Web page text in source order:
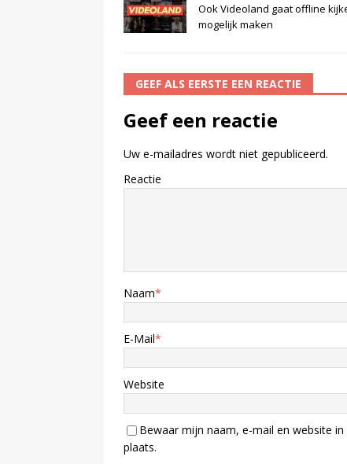
Ook Videoland gaat offline
mogelijk maken
GEEF ALS EERSTE EEN REACTIE
Geef een reactie
Uw e-mailadres wordt niet gepubliceerd.
Reactie
Naam*
E-Mail*
Website
Bewaar mijn naam, e-mail en website
plaats.